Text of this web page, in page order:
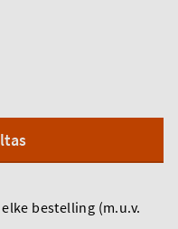
bestelling (m.u.v.